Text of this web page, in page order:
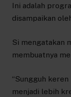
Ini adalah
disampaikan
Si mengatakan
membuatnya
“Sungguh
menjadi lebih